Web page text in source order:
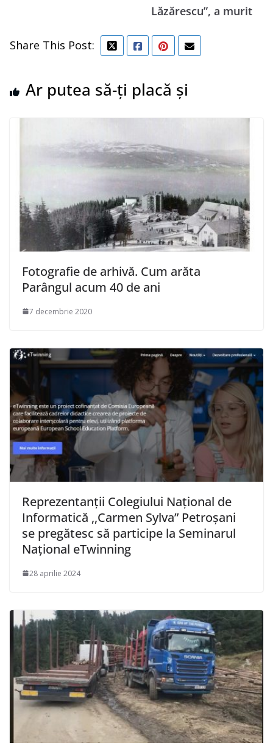
Lăzărescu”, a murit
Share This Post:
Ar putea să-ți placă și
Fotografie de arhivă. Cum arăta
Parângul acum 40 de ani
7 decembrie 2020
Reprezentanții Colegiului Național de
Informatică ,,Carmen Sylva” Petroșani
se pregătesc să participe la Seminarul
Național eTwinning
28 aprilie 2024